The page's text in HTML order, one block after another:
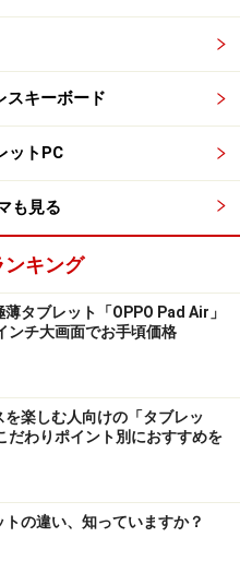
が容易、表示スピードが
好みによって選ばれてい
「Reader Store」のWebサ
）
ンも携帯電話キャリア各
「電子書籍端末」と言っ
イントについて解説しよ
。
新の内容をご確認くださ
スキーボード
ットPC
も見る
ンキング
タブレット「OPPO Pad Air」
ンチ大画面でお手頃価格
楽しむ人向けの「タブレッ
だわりポイント別におすすめを
トの違い、知っていますか？